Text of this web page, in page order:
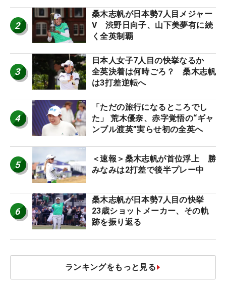
2
桑木志帆が日本勢7人目メジャー
V 渋野日向子、山下美夢有に続
く全英制覇
3
日本人女子7人目の快挙なるか
全英決着は何時ごろ？ 桑木志帆
は3打差逆転へ
4
「ただの旅行になるところでし
た」 荒木優奈、赤字覚悟の“ギャ
ンブル渡英”実らせ初の全英へ
5
＜速報＞桑木志帆が首位浮上 勝
みなみは2打差で後半プレー中
6
桑木志帆が日本勢7人目の快挙
23歳ショットメーカー、その軌
跡を振り返る
ランキングをもっと見る